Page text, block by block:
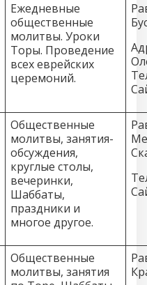
Ежедневные
общественные
молитвы. Уроки
Торы. Проведение
всех еврейских
церемоний.
Общественные
молитвы, занятия-
обсуждения,
круглые столы,
вечеринки,
Шаббаты,
праздники и
многое другое.
Общественные
молитвы, занятия